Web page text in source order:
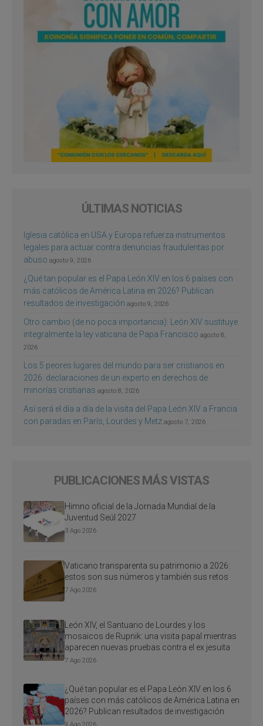
ÚLTIMAS NOTICIAS
Iglesia católica en USA y Europa refuerza instrumentos
legales para actuar contra denuncias fraudulentas por
abuso agosto 9, 2026
¿Qué tan popular es el Papa León XIV en los 6 países con
más católicos de América Latina en 2026? Publican
resultados de investigación agosto 9, 2026
Otro cambio (de no poca importancia): León XIV sustituye
integralmente la ley vaticana de Papa Francisco agosto 8,
2026
Los 5 peores lugares del mundo para ser cristianos en
2026: declaraciones de un experto en derechos de
minorías cristianas agosto 8, 2026
Así será el día a día de la visita del Papa León XIV a Francia
con paradas en París, Lourdes y Metz agosto 7, 2026
PUBLICACIONES MÁS VISTAS
Himno oficial de la Jornada Mundial de la
Juventud Seúl 2027
3 Ago 2026
Vaticano transparenta su patrimonio a 2026:
estos son sus números y también sus retos
7 Ago 2026
León XIV, el Santuario de Lourdes y los
mosaicos de Rupnik: una visita papal mientras
aparecen nuevas pruebas contra el ex jesuita
7 Ago 2026
¿Qué tan popular es el Papa León XIV en los 6
países con más católicos de América Latina en
2026? Publican resultados de investigación